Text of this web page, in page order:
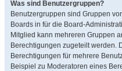
Was sind Benutzergruppen?
Benutzergruppen sind Gruppen
Boards in für die Board-
Mitglied kann mehreren Gruppen
Berechtigungen zugeteilt werden.
Berechtigungen für mehrere
Beispiel zu Moderatoren eines